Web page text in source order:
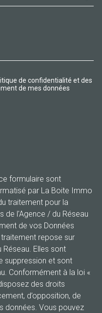
de confidentialité et des
de mes données
formulaire sont
par La Boite Immo
traitement pour la
de l'Agence / du Réseau
de vos Données
repose sur
Réseau. Elles sont
suppression et sont
Conformément à la loi «
des droits
d’opposition, de
données. Vous pouvez